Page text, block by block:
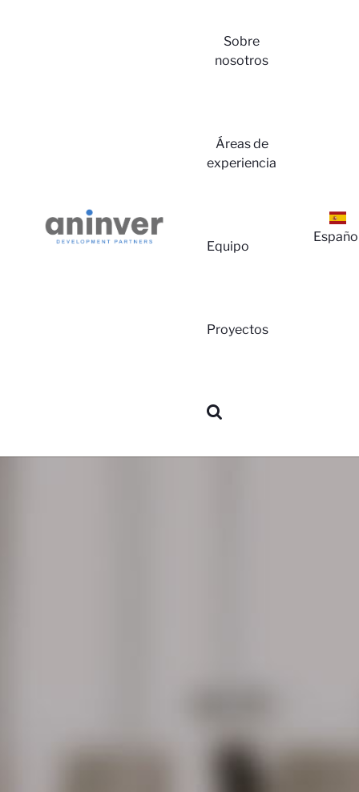
Sobre
nosotros
Áreas de
experiencia
Equipo
Proyectos
Iniciar
Sesión
Sobre